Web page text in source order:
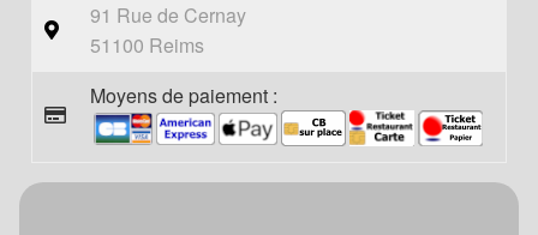
91 Rue de Cernay
51100 Reims
Moyens de paiement :